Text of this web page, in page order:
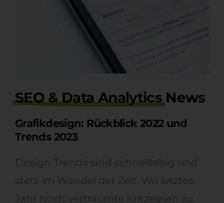
SEO & Data Analytics News
Grafikdesign: Rückblick 2022 und
Trends 2023
Design Trends sind schnelllebig und
stets im Wandel der Zeit. Wo letztes
Jahr noch verträumte Kritzeleien zu